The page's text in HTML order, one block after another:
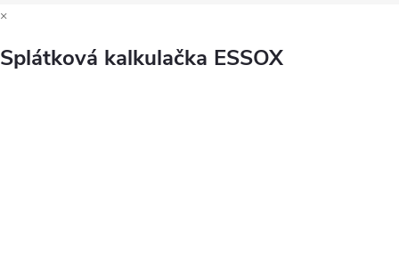
×
Splátková kalkulačka ESSOX